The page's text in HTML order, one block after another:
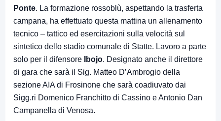
Ponte. La formazione rossoblù, aspettando la trasferta
campana, ha effettuato questa mattina un allenamento
tecnico – tattico ed esercitazioni sulla velocità sul
sintetico dello stadio comunale di Statte. Lavoro a parte
solo per il difensore
Ibojo. Designato anche il direttore
di gara che sarà il Sig. Matteo D’Ambrogio della
sezione AIA di Frosinone che sarà coadiuvato dai
Sigg.ri Domenico Franchitto di Cassino e Antonio Dan
Campanella di Venosa.